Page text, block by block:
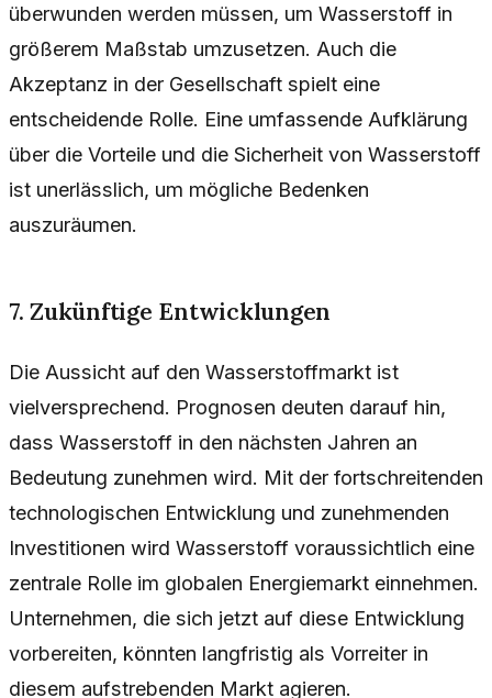
überwunden werden müssen, um Wasserstoff in
größerem Maßstab umzusetzen. Auch die
Akzeptanz in der Gesellschaft spielt eine
entscheidende Rolle. Eine umfassende Aufklärung
über die Vorteile und die Sicherheit von Wasserstoff
ist unerlässlich, um mögliche Bedenken
auszuräumen.
7. Zukünftige Entwicklungen
Die Aussicht auf den Wasserstoffmarkt ist
vielversprechend. Prognosen deuten darauf hin,
dass Wasserstoff in den nächsten Jahren an
Bedeutung zunehmen wird. Mit der fortschreitenden
technologischen Entwicklung und zunehmenden
Investitionen wird Wasserstoff voraussichtlich eine
zentrale Rolle im globalen Energiemarkt einnehmen.
Unternehmen, die sich jetzt auf diese Entwicklung
vorbereiten, könnten langfristig als Vorreiter in
diesem aufstrebenden Markt agieren.